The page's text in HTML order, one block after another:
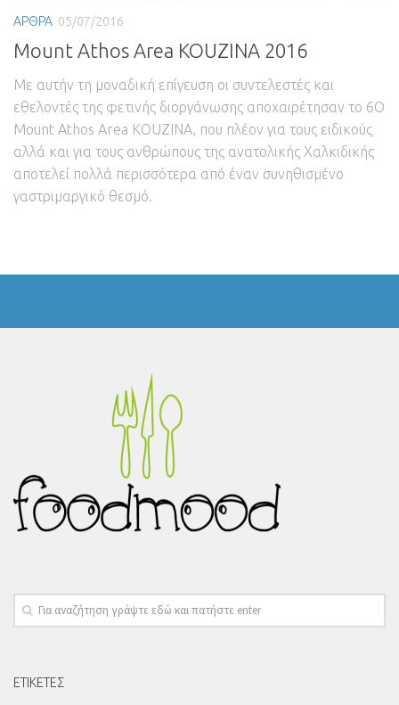
ΑΡΘΡΑ 05/07/2016
Mount Athos Area KOUZINA 2016
Με αυτήν τη μοναδική επίγευση οι συντελεστές και
εθελοντές της φετινής διοργάνωσης αποχαιρέτησαν το 6Ο
Mount Athos Area KOUZINΑ, που πλέον για τους ειδικούς
αλλά και για τους ανθρώπους της ανατολικής Χαλκιδικής
αποτελεί πολλά περισσότερα από έναν συνηθισμένο
γαστριμαργικό θεσμό.
ΕΤΙΚΕΤΕΣ